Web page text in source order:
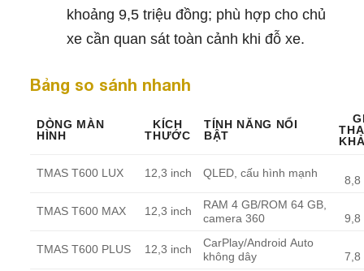
khoảng 9,5 triệu đồng; phù hợp cho chủ
xe cần quan sát toàn cảnh khi đỗ xe.
Bảng so sánh nhanh
DÒNG MÀN
HÌNH
KÍCH
THƯỚC
TÍNH NĂNG NỔI
BẬT
TMAS T600 LUX 12,3 inch QLED, cấu hình mạnh
8,8
TMAS T600 MAX 12,3 inch
RAM 4 GB/ROM 64 GB,
camera 360
9,8
TMAS T600 PLUS 12,3 inch
CarPlay/Android Auto
không dây
7,8